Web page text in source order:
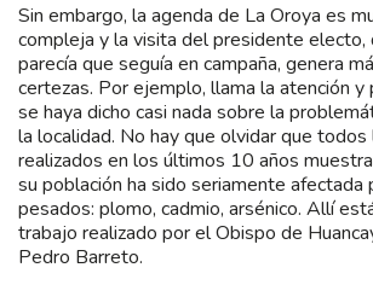
Sin embargo, la agenda de La Oroya es
compleja y la visita del presidente electo,
parecía que seguía en campaña, genera
certezas. Por ejemplo, llama la atención y
se haya dicho casi nada sobre la
la localidad. No hay que olvidar que
realizados en los últimos 10 años
su población ha sido seriamente afectada
pesados: plomo, cadmio, arsénico. Allí
trabajo realizado por el Obispo de
Pedro Barreto.